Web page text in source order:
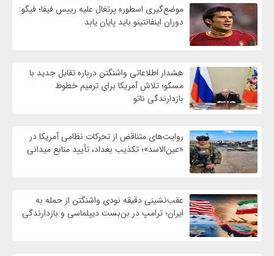
موضع‌گیری اسطوره پرتغال علیه رییس فیفا؛ فیگو:
دوران اینفانتینو باید پایان یابد
هشدار اطلاعاتی واشنگتن درباره تقابل جدید با
مسکو؛ تلاش آمریکا برای ترمیم خطوط
بازدارندگی ناتو
روایت‌های متناقض از تحرکات نظامی آمریکا در
«عین‌الاسد»؛ تکذیب بغداد، تأیید منابع میدانی
عقب‌نشینی دقیقه نودی واشنگتن از حمله به
ایران؛ ترامپ در بن‌بست دیپلماسی و بازدارندگی